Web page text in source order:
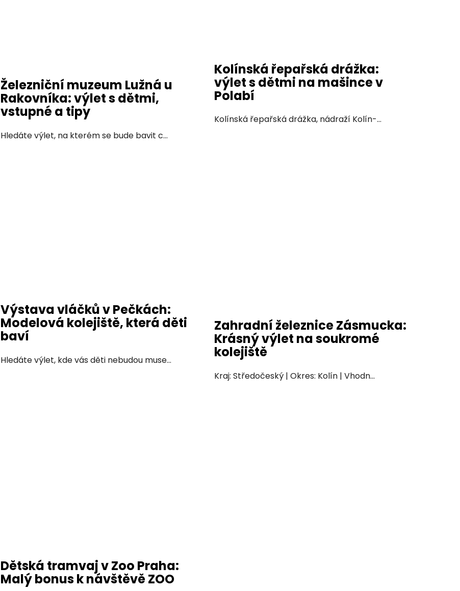
Železniční muzeum Lužná u
Rakovníka: výlet s dětmi,
vstupné a tipy
Hledáte výlet, na kterém se bude bavit c...
Kolínská řepařská drážka:
výlet s dětmi na mašince v
Polabí
Kolínská řepařská drážka, nádraží Kolín-...
Výstava vláčků v Pečkách:
Modelová kolejiště, která děti
baví
Hledáte výlet, kde vás děti nebudou muse...
Zahradní železnice Zásmucka:
Krásný výlet na soukromé
kolejiště
Kraj: Středočeský | Okres: Kolín | Vhodn...
Dětská tramvaj v Zoo Praha:
Malý bonus k návštěvě ZOO